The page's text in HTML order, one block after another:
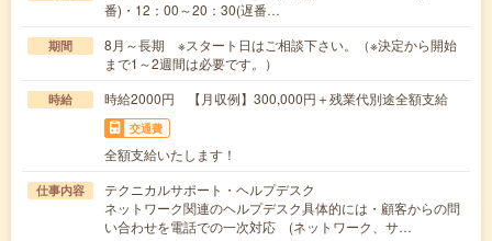
番)・12：00～20：30(遅番…
期間
8月～長期 ※スタート日はご相談下さい。（※決定から開始
まで1～2週間は必要です。）
時給 時給2000円 【月収例】300,000円＋残業代別途全額支給
交通費
全額支給いたします！
仕事内容
テクニカルサポート・ヘルプデスク
ネットワーク関連のヘルプデスク具体的には・顧客からの問
い合わせを電話での一次対応 (ネットワーク、サ…